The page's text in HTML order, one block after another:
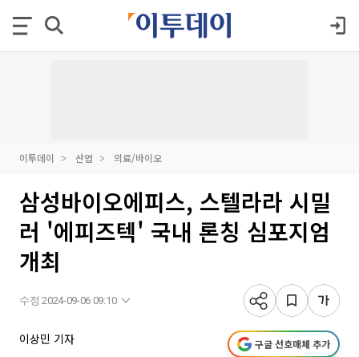
이투데이 산업 의료/바이오
삼성바이오에피스, 스텔라라 시밀
러 '에피즈텍' 국내 론칭 심포지엄
개최
수정 2024-09-06 09:10
이상민 기자 구글 선호매체 추가